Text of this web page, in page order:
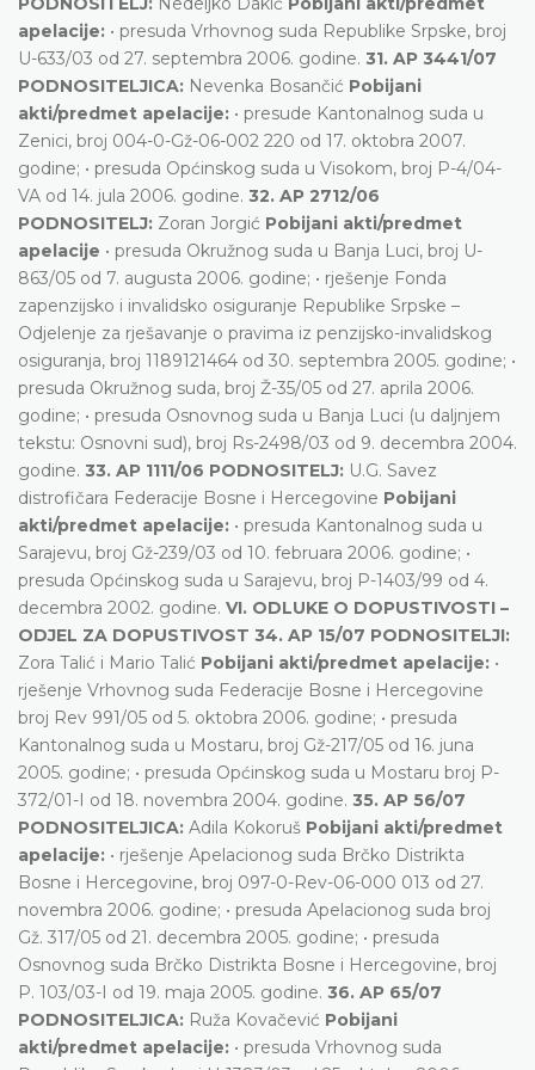
apelacije: • presuda Vrhovnog suda Republike Srpske, broj
U-633/03 od 27. septembra 2006. godine. 31. AP 3441/07
PODNOSITELJICA: Nevenka Bosančić Pobijani
akti/predmet apelacije: • presude Kantonalnog suda u
Zenici, broj 004-0-Gž-06-002 220 od 17. oktobra 2007.
godine; • presuda Općinskog suda u Visokom, broj P-4/04-
VA od 14. jula 2006. godine. 32. AP 2712/06
PODNOSITELJ: Zoran Jorgić Pobijani akti/predmet
apelacije • presuda Okružnog suda u Banja Luci, broj U-
863/05 od 7. augusta 2006. godine; • rješenje Fonda
zapenzijsko i invalidsko osiguranje Republike Srpske –
Odjelenje za rješavanje o pravima iz penzijsko-invalidskog
osiguranja, broj 1189121464 od 30. septembra 2005. godine; •
presuda Okružnog suda, broj Ž-35/05 od 27. aprila 2006.
godine; • presuda Osnovnog suda u Banja Luci (u daljnjem
tekstu: Osnovni sud), broj Rs-2498/03 od 9. decembra 2004.
godine. 33. AP 1111/06 PODNOSITELJ: U.G. Savez
distrofičara Federacije Bosne i Hercegovine Pobijani
akti/predmet apelacije: • presuda Kantonalnog suda u
Sarajevu, broj Gž-239/03 od 10. februara 2006. godine; •
presuda Općinskog suda u Sarajevu, broj P-1403/99 od 4.
decembra 2002. godine. VI. ODLUKE O DOPUSTIVOSTI –
ODJEL ZA DOPUSTIVOST 34. AP 15/07 PODNOSITELJI:
Zora Talić i Mario Talić Pobijani akti/predmet apelacije: •
rješenje Vrhovnog suda Federacije Bosne i Hercegovine
broj Rev 991/05 od 5. oktobra 2006. godine; • presuda
Kantonalnog suda u Mostaru, broj Gž-217/05 od 16. juna
2005. godine; • presuda Općinskog suda u Mostaru broj P-
372/01-I od 18. novembra 2004. godine. 35. AP 56/07
PODNOSITELJICA: Adila Kokoruš Pobijani akti/predmet
apelacije: • rješenje Apelacionog suda Brčko Distrikta
Bosne i Hercegovine, broj 097-0-Rev-06-000 013 od 27.
novembra 2006. godine; • presuda Apelacionog suda broj
Gž. 317/05 od 21. decembra 2005. godine; • presuda
Osnovnog suda Brčko Distrikta Bosne i Hercegovine, broj
P. 103/03-I od 19. maja 2005. godine. 36. AP 65/07
PODNOSITELJICA: Ruža Kovačević Pobijani
akti/predmet apelacije: • presuda Vrhovnog suda